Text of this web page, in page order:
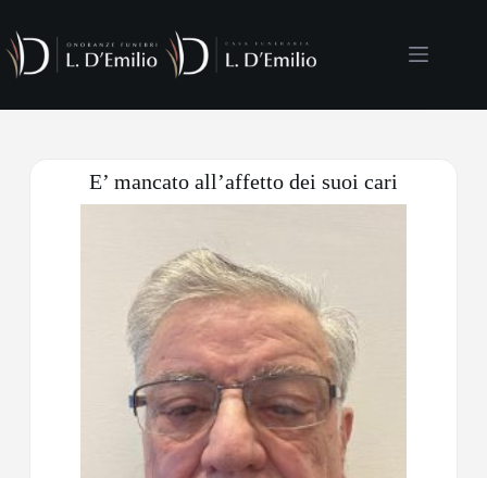
E’ mancato all’affetto dei suoi cari